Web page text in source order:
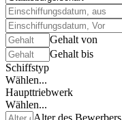
Gehalt von
Gehalt bis
Schiffstyp
Wählen...
Haupttriebwerk
Wählen...
Alter des Bewerbers